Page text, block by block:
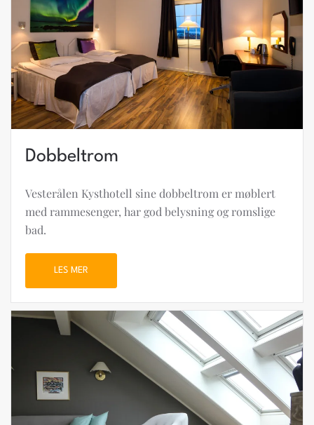
Dobbeltrom
Vesterålen Kysthotell sine dobbeltrom er møblert
med rammesenger, har god belysning og romslige
bad.
LES MER